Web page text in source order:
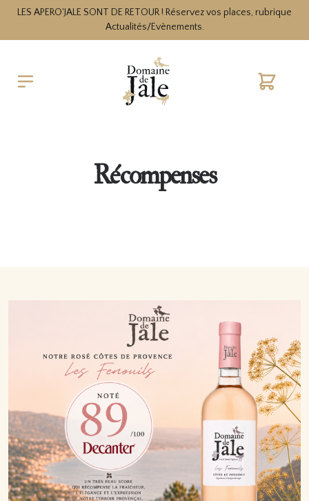
LES APERO'JALE SONT DE RETOUR ! Réservez vos places, rubrique
Actualités/Evènements.
Cart
Récompenses